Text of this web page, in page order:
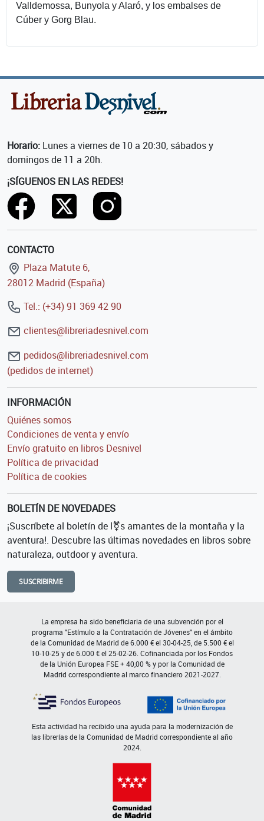
Valldemossa, Bunyola y Alaró, y los embalses de
Cúber y Gorg Blau.
Horario: Lunes a viernes de 10 a 20:30, sábados y
domingos de 11 a 20h.
¡SÍGUENOS EN LAS REDES!
CONTACTO
Plaza Matute 6,
28012 Madrid (España)
Tel.: (+34) 91 369 42 90
clientes@libreriadesnivel.com
pedidos@libreriadesnivel.com
(pedidos de internet)
INFORMACIÓN
Quiénes somos
Condiciones de venta y envío
Envío gratuito en libros Desnivel
Política de privacidad
Política de cookies
BOLETÍN DE NOVEDADES
¡Suscríbete al boletín de l⚧s amantes de la montaña y la
aventura!. Descubre las últimas novedades en libros sobre
naturaleza, outdoor y aventura.
SUSCRIBIRME
La empresa ha sido beneficiaria de una subvención por el
programa "Estímulo a la Contratación de Jóvenes" en el ámbito
de la Comunidad de Madrid de 6.000 € el 30-04-25, de 5.500 € el
10-10-25 y de 6.000 € el 25-02-26. Cofinanciada por los Fondos
de la Unión Europea FSE + 40,00 % y por la Comunidad de
Madrid correspondiente al marco financiero 2021-2027.
Esta actividad ha recibido una ayuda para la modernización de
las librerías de la Comunidad de Madrid correspondiente al año
2024.